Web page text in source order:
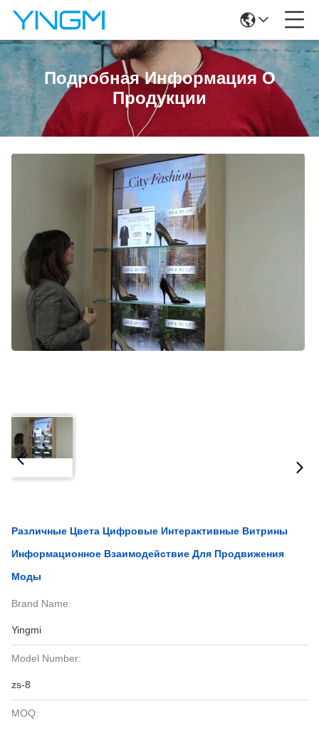
Подробная Информация О
Продукции
Различные Цвета Цифровые Интерактивные Витрины
Информационное Взаимодействие Для Продвижения
Моды
Brand Name:
Yingmi
Model Number:
zs-8
MOQ: